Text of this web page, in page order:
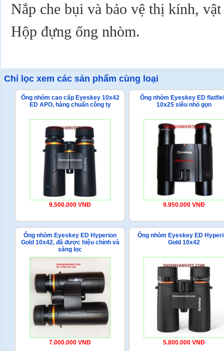
Nắp che bụi và bảo vệ thị kính,
Hộp đựng ống nhòm.
Chỉ lọc xem các sản phẩm cùng loại
Ống nhòm cao cấp Eyeskey 10x42
ED APO, hàng chuẩn công ty
9.500.000 VNĐ
Ống nhòm Eyeskey ED
10x25 siêu nhỏ gọn
9.950.000 VNĐ
Ống nhòm Eyeskey ED Hyperion
Gold 10x42, đã được hiệu chỉnh và
sàng lọc
7.000.000 VNĐ
Ống nhòm Eyeskey ED
Gold 10x42
5.800.000 VNĐ